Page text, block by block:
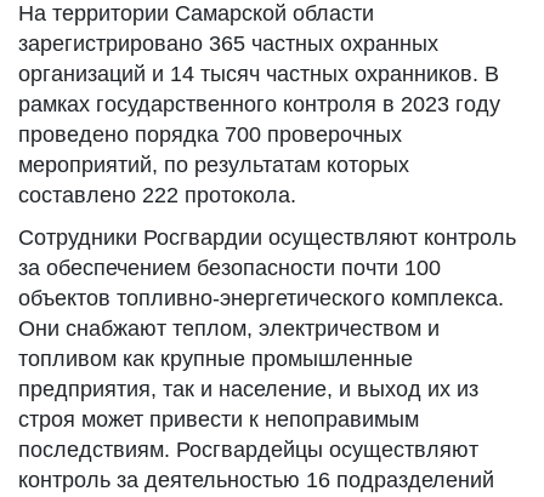
На территории Самарской области
зарегистрировано 365 частных охранных
организаций и 14 тысяч частных охранников. В
рамках государственного контроля в 2023 году
проведено порядка 700 проверочных
мероприятий, по результатам которых
составлено 222 протокола.
Сотрудники Росгвардии осуществляют контроль
за обеспечением безопасности почти 100
объектов топливно-энергетического комплекса.
Они снабжают теплом, электричеством и
топливом как крупные промышленные
предприятия, так и население, и выход их из
строя может привести к непоправимым
последствиям. Росгвардейцы осуществляют
контроль за деятельностью 16 подразделений